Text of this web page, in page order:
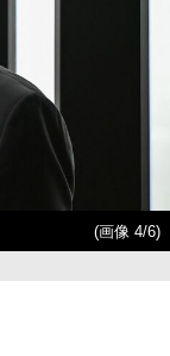
(画像 4/6)